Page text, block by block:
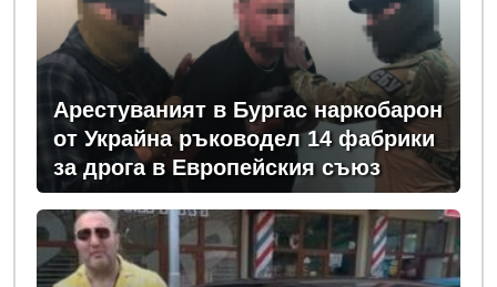
Арестуваният в Бургас наркобарон
от Украйна ръководел 14 фабрики
за дрога в Европейския съюз